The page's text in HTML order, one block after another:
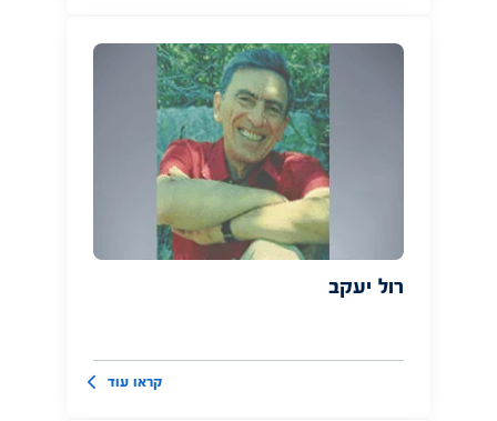
רול יעקב
קראו עוד